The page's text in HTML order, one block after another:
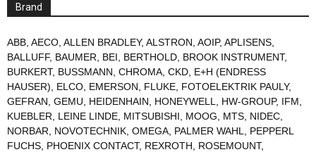
Brand
ABB AECO ALLEN BRADLEY, ALSTRON AOIP, APLISENS
BALLUFF, BAUMER BEI BERTHOLD BROOK INSTRUMENT,
BURKERT, BUSSMANN CHROMA CKD E+H (ENDRESS
HAUSER)
ELCO EMERSON FLUKE FOTOELEKTRIK PAULY,
GEFRAN GEMU HEIDENHAIN HONEYWELL HW-GROUP, IFM
KUEBLER
LEINE LINDE MITSUBISHI MOOG MTS NIDEC
NORBAR
NOVOTECHNIK OMEGA PALMER WAHL
PEPPERL
FUCHS PHOENIX CONTACT, REXROTH ROSEMOUNT,